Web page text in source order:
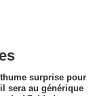
surprise pour
sera au générique